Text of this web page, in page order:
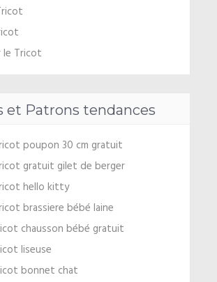
le Tricot
et Patrons tendances
poupon 30 cm gratuit
gratuit gilet de berger
hello kitty
brassiere bébé laine
chausson bébé gratuit
liseuse
bonnet chat